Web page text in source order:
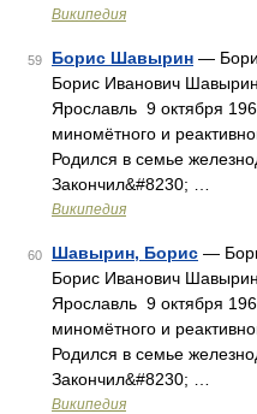
Википедия
59 Борис Шавырин —
Борис Иванович
Ярославль 9 октября
миномётного и
Родился в семье
Закончил&#8230; …
Википедия
60 Шавырин, Борис —
Борис Иванович
Ярославль 9 октября
миномётного и
Родился в семье
Закончил&#8230; …
Википедия